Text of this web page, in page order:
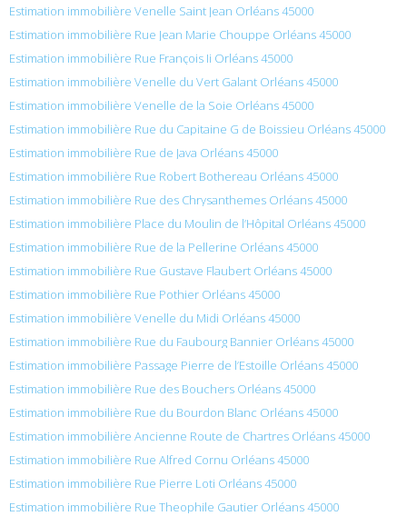
Estimation immobilière Venelle Saint Jean Orléans 45000
Estimation immobilière Rue Jean Marie Chouppe Orléans 45000
Estimation immobilière Rue François Ii Orléans 45000
Estimation immobilière Venelle du Vert Galant Orléans 45000
Estimation immobilière Venelle de la Soie Orléans 45000
Estimation immobilière Rue du Capitaine G de Boissieu Orléans 45000
Estimation immobilière Rue de Java Orléans 45000
Estimation immobilière Rue Robert Bothereau Orléans 45000
Estimation immobilière Rue des Chrysanthemes Orléans 45000
Estimation immobilière Place du Moulin de l’Hôpital Orléans 45000
Estimation immobilière Rue de la Pellerine Orléans 45000
Estimation immobilière Rue Gustave Flaubert Orléans 45000
Estimation immobilière Rue Pothier Orléans 45000
Estimation immobilière Venelle du Midi Orléans 45000
Estimation immobilière Rue du Faubourg Bannier Orléans 45000
Estimation immobilière Passage Pierre de l’Estoille Orléans 45000
Estimation immobilière Rue des Bouchers Orléans 45000
Estimation immobilière Rue du Bourdon Blanc Orléans 45000
Estimation immobilière Ancienne Route de Chartres Orléans 45000
Estimation immobilière Rue Alfred Cornu Orléans 45000
Estimation immobilière Rue Pierre Loti Orléans 45000
Estimation immobilière Rue Theophile Gautier Orléans 45000